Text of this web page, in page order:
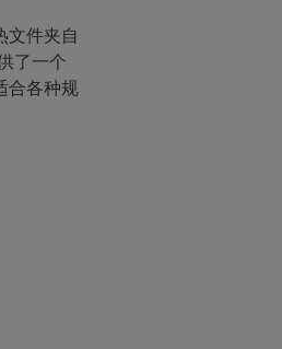
文件夹自
了一个
合各种规